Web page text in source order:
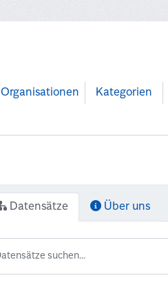
Organisationen Kategorien
Datensätze Über uns